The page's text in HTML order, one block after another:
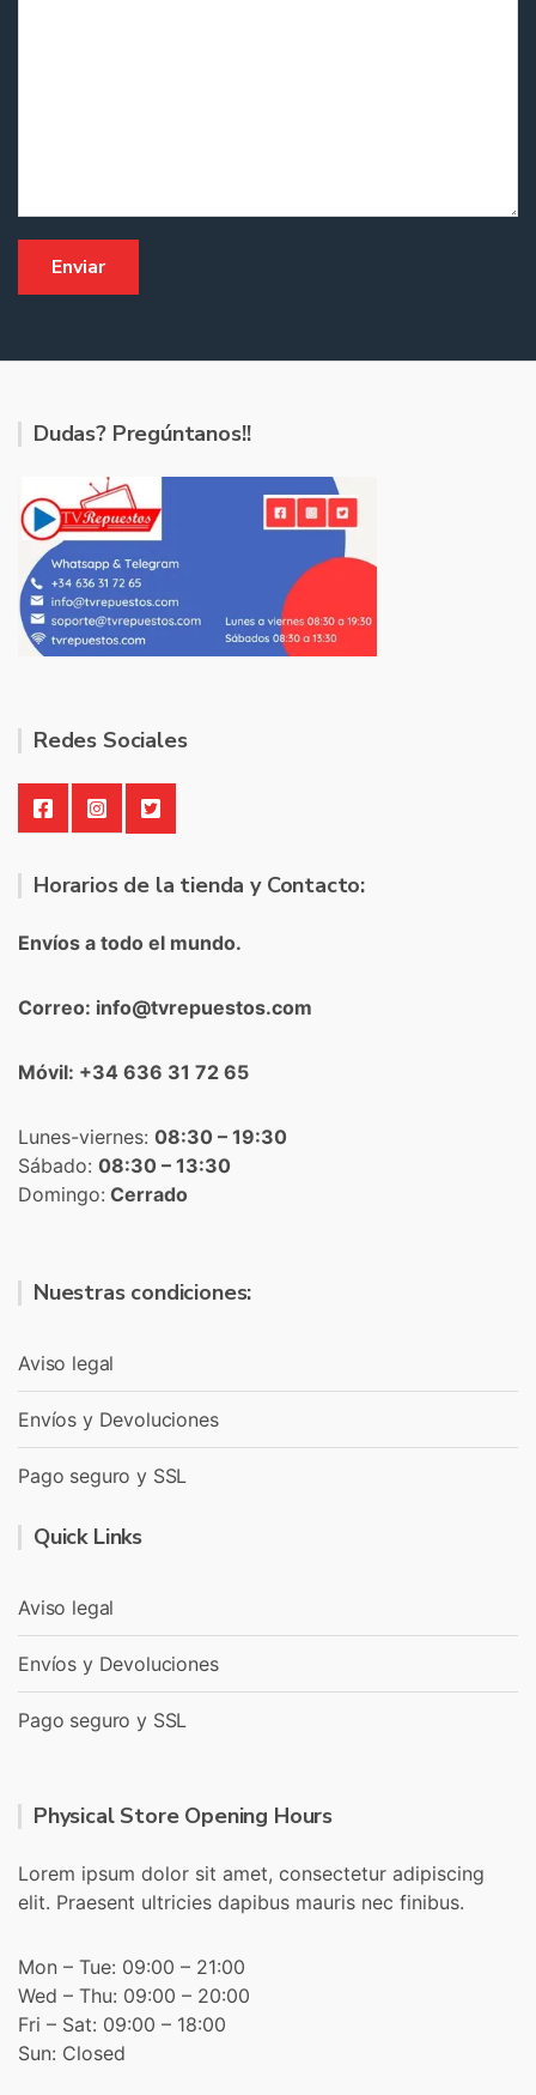
Dudas? Pregúntanos!!
Redes Sociales
Horarios de la tienda y Contacto:
Envíos a todo el mundo.
Correo: info@tvrepuestos.com
Móvil: +34 636 31 72 65
Lunes-viernes: 08:30 – 19:30
Sábado: 08:30 – 13:30
Domingo: Cerrado
Nuestras condiciones:
Aviso legal
Envíos y Devoluciones
Pago seguro y SSL
Quick Links
Aviso legal
Envíos y Devoluciones
Pago seguro y SSL
Physical Store Opening Hours
Lorem ipsum dolor sit amet, consectetur adipiscing
elit. Praesent ultricies dapibus mauris nec finibus.
Mon – Tue: 09:00 – 21:00
Wed – Thu: 09:00 – 20:00
Fri – Sat: 09:00 – 18:00
Sun: Closed